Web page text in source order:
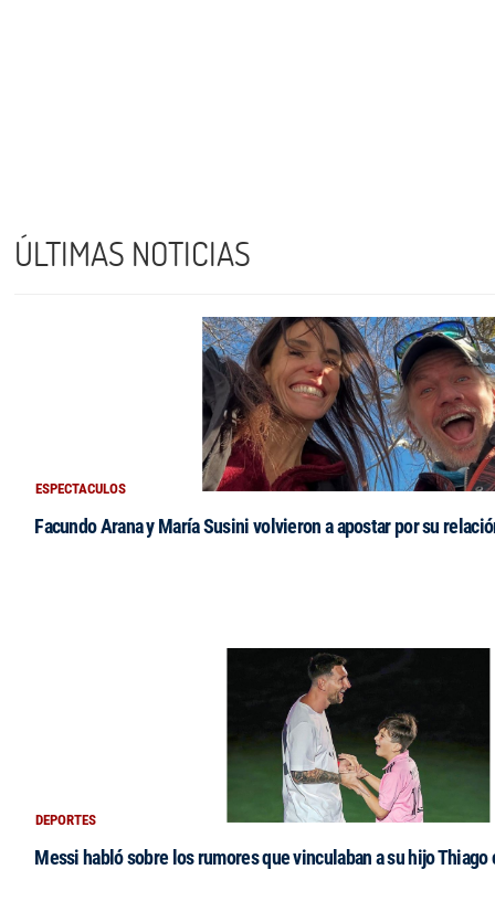
ÚLTIMAS NOTICIAS
ESPECTACULOS
Facundo Arana y María Susini volvieron a apostar por su
DEPORTES
Messi habló sobre los rumores que vinculaban a su hijo Thiago